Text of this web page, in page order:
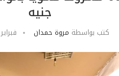
جنيه
كتب بواسطة مروة حمدان فبراير 18, 2024